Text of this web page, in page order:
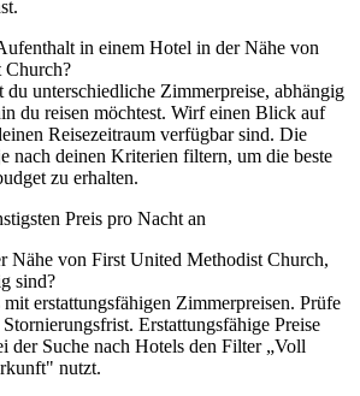
in einem Hotel in der Nähe von
Church?
unterschiedliche Zimmerpreise, abhängig
du reisen möchtest. Wirf einen Blick auf
Reisezeitraum verfügbar sind. Die
nach deinen Kriterien filtern, um die beste
zu erhalten.
Preis pro Nacht an
Nähe von First United Methodist Church,
sind?
erstattungsfähigen Zimmerpreisen. Prüfe
Erstattungsfähige Preise
der Suche nach Hotels den Filter „Voll
nutzt.